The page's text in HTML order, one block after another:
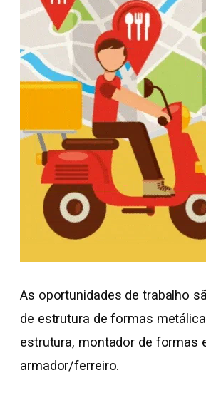
As oportunidades de trabalho
de estrutura de formas
estrutura, montador de formas
armador/ferreiro.